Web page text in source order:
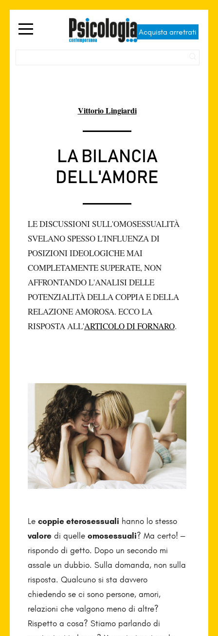
Acquista arretrati
Vittorio Lingiardi
LA BILANCIA
DELL'AMORE
LE DISCUSSIONI SULL'OMOSESSUALITÀ
SVELANO SPESSO L'INFLUENZA DI
POSIZIONI IDEOLOGICHE MAI
COMPLETAMENTE SUPERATE, NON
AFFRONTANDO L'ANALISI DELLE
POTENZIALITÀ DELLA COPPIA E DELLA
RELAZIONE AMOROSA. ECCO LA
RISPOSTA ALL'ARTICOLO DI FORNARO.
Le coppie eterosessuali hanno lo stesso
valore di quelle omosessuali? Ma certo! –
rispondo di getto. Dopo un secondo mi
assale un dubbio. Sulla domanda, non sulla
risposta. Qualcuno si sta davvero
chiedendo se ci sono persone, amori,
relazioni che valgono meno di altre?
Rispetto a cosa? Stiamo parlando di